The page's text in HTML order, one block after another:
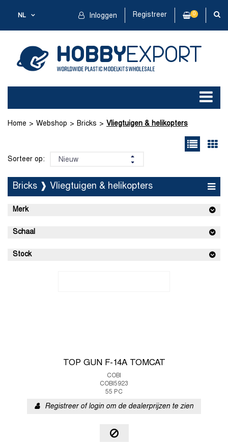
NL Inloggen Registreer 0
Home Webshop Bricks Vliegtuigen & helikopters
Sorteer op:
Bricks ❱ Vliegtuigen & helikopters
Merk
Schaal
Stock
TOP GUN F-14A TOMCAT
COBI
COBI5923
55 PC
Registreer of login om de dealerprijzen te zien